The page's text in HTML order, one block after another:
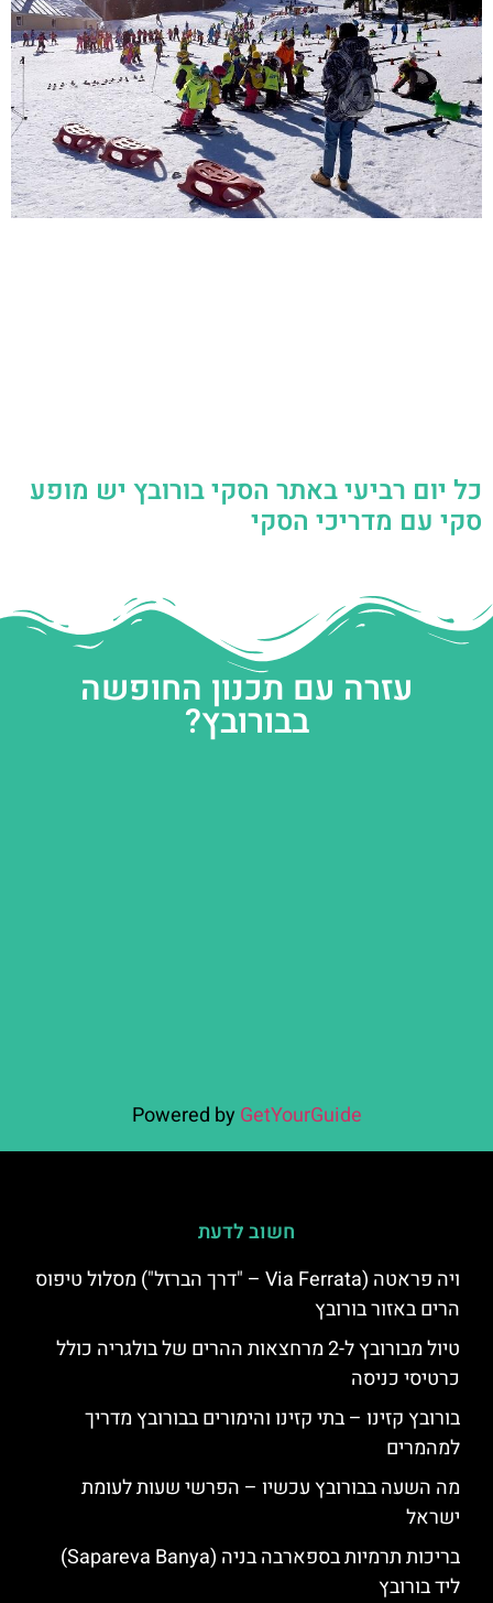
כל יום רביעי באתר הסקי בורובץ יש מופע
סקי עם מדריכי הסקי
עזרה עם תכנון החופשה
בבורובץ?
Powered by GetYourGuide
חשוב לדעת
ויה פראטה (Via Ferrata – "דרך הברזל") מסלול טיפוס
הרים באזור בורובץ
טיול מבורובץ ל-2 מרחצאות ההרים של בולגריה כולל
כרטיסי כניסה
בורובץ קזינו – בתי קזינו והימורים בבורובץ מדריך
למהמרים
מה השעה בבורובץ עכשיו – הפרשי שעות לעומת
ישראל
בריכות תרמיות בספארבה בניה (Sapareva Banya)
ליד בורובץ